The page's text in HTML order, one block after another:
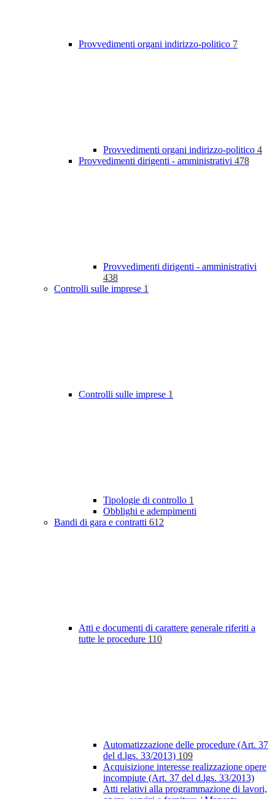
Provvedimenti organi indirizzo-politico 7
Provvedimenti organi indirizzo-politico 4
Provvedimenti dirigenti - amministrativi 478
Provvedimenti dirigenti - amministrativi
438
Controlli sulle imprese 1
Controlli sulle imprese 1
Tipologie di controllo 1
Obblighi e adempimenti
Bandi di gara e contratti 612
Atti e documenti di carattere generale riferiti a
tutte le procedure 110
Automatizzazione delle procedure (Art. 37
del d.lgs. 33/2013) 109
Acquisizione interesse realizzazione opere
incompiute (Art. 37 del d.lgs. 33/2013)
Atti relativi alla programmazione di lavori,